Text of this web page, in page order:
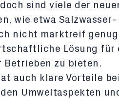
sind viele der
wie etwa Salzwasser-
nicht marktreif
Lösung für
Betrieben zu bieten.
auch klare Vorteile
Umweltaspekten